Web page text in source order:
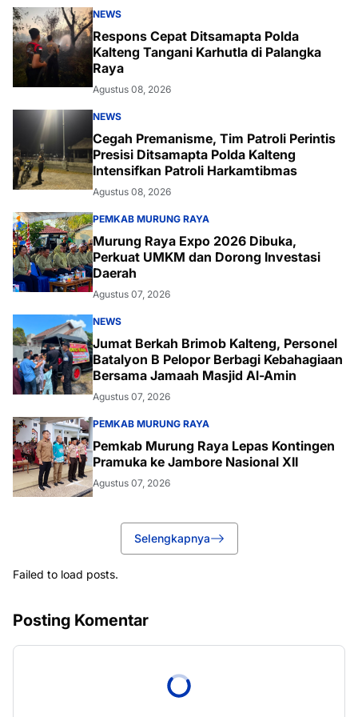
NEWS
Respons Cepat Ditsamapta Polda
Kalteng Tangani Karhutla di Palangka
Raya
Agustus 08, 2026
NEWS
Cegah Premanisme, Tim Patroli Perintis
Presisi Ditsamapta Polda Kalteng
Intensifkan Patroli Harkamtibmas
Agustus 08, 2026
PEMKAB MURUNG RAYA
Murung Raya Expo 2026 Dibuka,
Perkuat UMKM dan Dorong Investasi
Daerah
Agustus 07, 2026
NEWS
Jumat Berkah Brimob Kalteng, Personel
Batalyon B Pelopor Berbagi Kebahagiaan
Bersama Jamaah Masjid Al-Amin
Agustus 07, 2026
PEMKAB MURUNG RAYA
Pemkab Murung Raya Lepas Kontingen
Pramuka ke Jambore Nasional XII
Agustus 07, 2026
Selengkapnya
Failed to load posts.
Posting Komentar